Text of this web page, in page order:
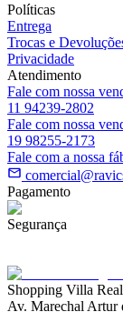
Políticas
Entrega
Trocas e
Privacidade
Atendimento
Fale com nossa
11 94239-2802
Fale com nossa
19 98255-2173
Fale com a nossa
Pagamento
Segurança
Shopping Villa Real
Av. Marechal Artur